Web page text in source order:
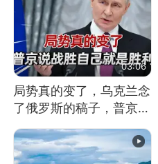
03:06
局势真的变了，乌克兰念
了俄罗斯的稿子，普京说